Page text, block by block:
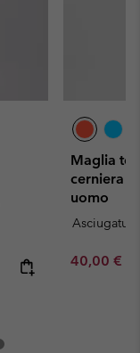
Maglia
cerniera
uomo
Minimum
40,00 €